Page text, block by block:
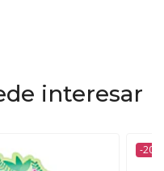
interesar
-20%